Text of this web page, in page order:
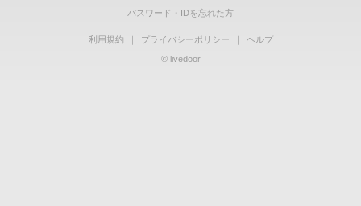
パスワード・IDを忘れた方
利用規約 ｜ プライバシーポリシー ｜
ヘルプ
© livedoor